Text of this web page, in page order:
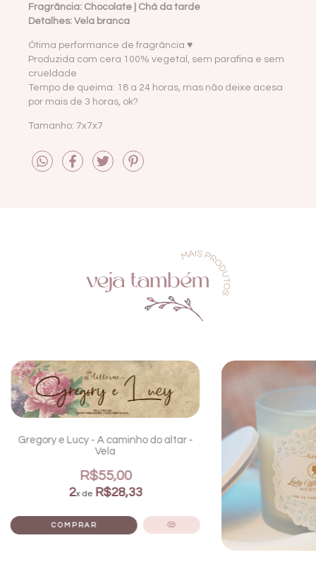
Fragrância: Chocolate | Chá da tarde
Detalhes: Vela branca
Ótima performance de fragrância ♥
Produzida com cera 100% vegetal, sem parafina e sem
crueldade
Tempo de queima: 18 a 24 horas, mas não deixe acesa
por mais de 3 horas, ok?
Tamanho: 7x7x7
Gregory e Lucy - A caminho do altar -
Vela
R$55,00
2x de R$28,33